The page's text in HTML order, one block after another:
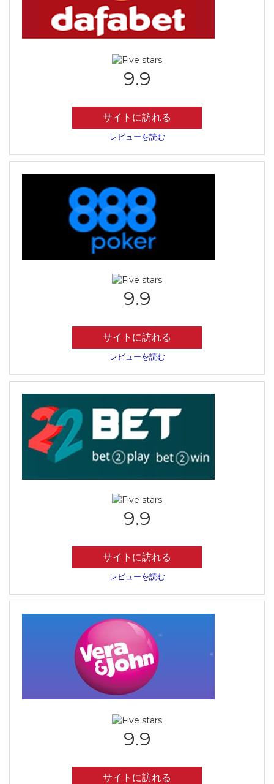
9.9
サイトに訪れる
レビューを読む
9.9
サイトに訪れる
レビューを読む
9.9
サイトに訪れる
レビューを読む
9.9
サイトに訪れる